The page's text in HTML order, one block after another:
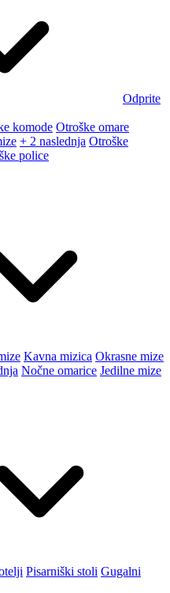
Odprite
komode Otroške omare
+ 2 naslednja Otroške
police
Kavna mizica Okrasne mize
Nočne omarice Jedilne mize
Pisarniški stoli Gugalni